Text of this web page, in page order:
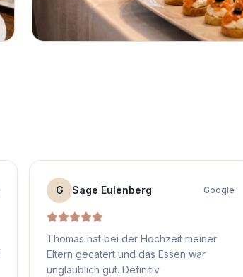
G Sage Eulenberg Google
Thomas hat bei der Hochzeit meiner
Eltern gecatert und das Essen war
unglaublich gut. Definitiv